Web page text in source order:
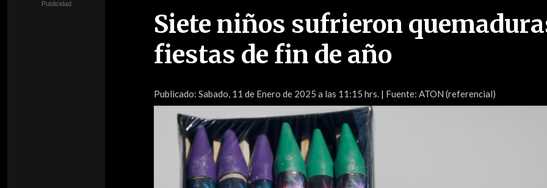
Siete niños sufrieron
fiestas de fin de año
Publicado: Sabado, 11 de Enero de 2025 a las 11:15 hrs. | Fuente: ATON (referencial)